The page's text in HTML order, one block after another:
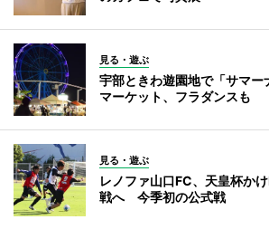
見る・遊ぶ
宇部ときわ遊園地で「サマー
マーケット、フラダンスも
見る・遊ぶ
レノファ山口FC、天皇杯か
戦へ 今季初の公式戦